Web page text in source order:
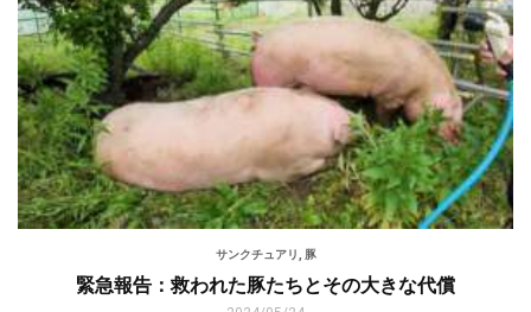
サンクチュアリ 豚
緊急報告：救われた豚たちとその大きな代償